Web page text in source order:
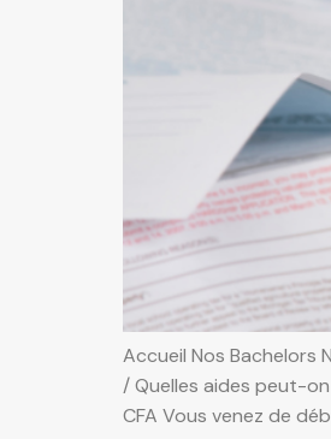
Accueil Nos Bachelors
/ Quelles aides peut-
CFA Vous venez de